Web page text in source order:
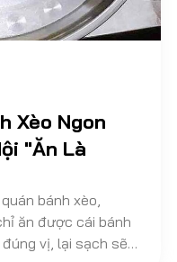
Xèo Ngon
"Ăn Là
bánh xèo,
ăn được cái bánh
vị, lại sạch sẽ,